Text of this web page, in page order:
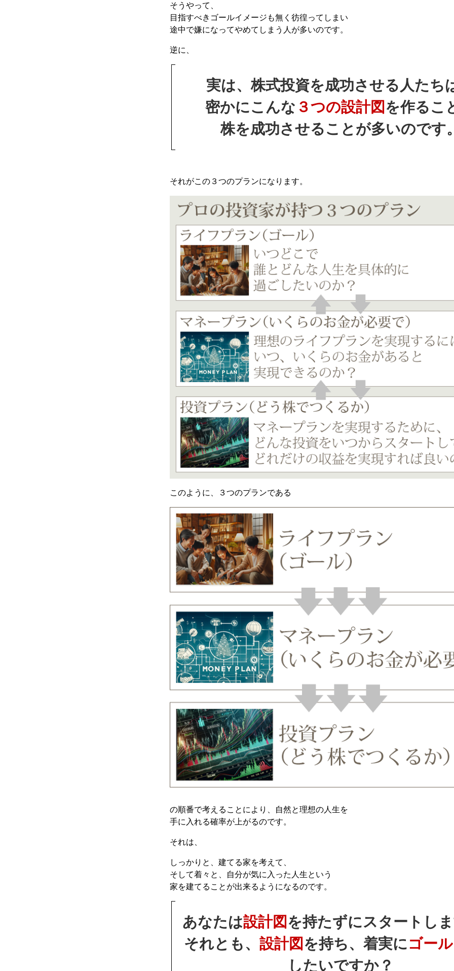
そうやって、
目指すべきゴールイメージも無く彷徨ってしまい
途中で嫌になってやめてしまう人が多いのです。
逆に、
実は、株式投資を成功させる人たち
密かにこんな ３つの設計図 を作るこ
株を成功させることが多いのです。
それがこの３つのプランになります。
このように、３つのプランである
の順番で考えることにより、自然と理想の人生を
手に入れる確率が上がるのです。
それは、
しっかりと、建てる家を考えて、
そして着々と、自分が気に入った人生という
家を建てることが出来るようになるのです。
あなたは設計図 を持たずにスタートし
それとも、 設計図 を持ち、着実にゴール
したいですか？